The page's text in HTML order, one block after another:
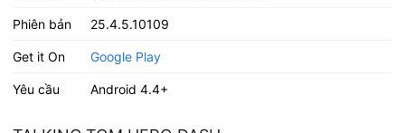
Phiên bản 25.4.5.10109
Get it On Google Play
Yêu cầu Android 4.4+